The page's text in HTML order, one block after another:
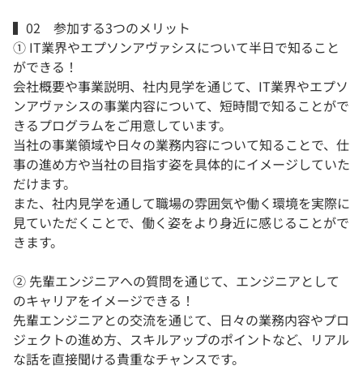
▍02 参加する3つのメリット
① IT業界やエプソンアヴァシスについて半日で知ること
ができる！
会社概要や事業説明、社内見学を通じて、IT業界やエプソ
ンアヴァシスの事業内容について、短時間で知ることがで
きるプログラムをご用意しています。
当社の事業領域や日々の業務内容について知ることで、仕
事の進め方や当社の目指す姿を具体的にイメージしていた
だけます。
また、社内見学を通して職場の雰囲気や働く環境を実際に
見ていただくことで、働く姿をより身近に感じることがで
きます。
② 先輩エンジニアへの質問を通じて、エンジニアとして
のキャリアをイメージできる！
先輩エンジニアとの交流を通じて、日々の業務内容やプロ
ジェクトの進め方、スキルアップのポイントなど、リアル
な話を直接聞ける貴重なチャンスです。